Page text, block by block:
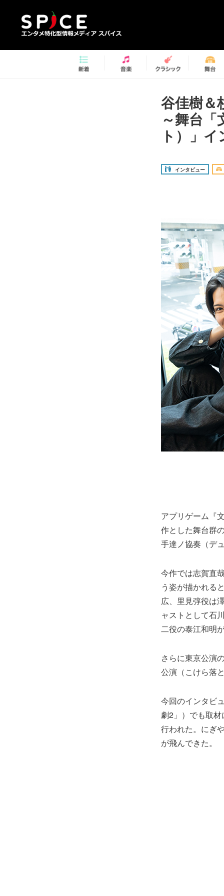
谷佳樹＆
～舞台
ト）」
インタビュー
アプリゲーム『
作とした舞台群
手達ノ協奏（デ
今作では志賀直
う姿が描かれる
広、里見弴役は
ャストとして石
二役の泰江和明
さらに東京公演
公演（こけら落
今回のインタビ
劇2」）でも取
行われた。にぎ
が飛んできた。